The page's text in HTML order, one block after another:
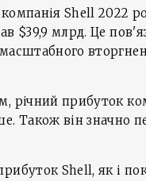
Shell 2022
$39,9 млрд. Це
річний прибуток
Також він значно
Shell, як і